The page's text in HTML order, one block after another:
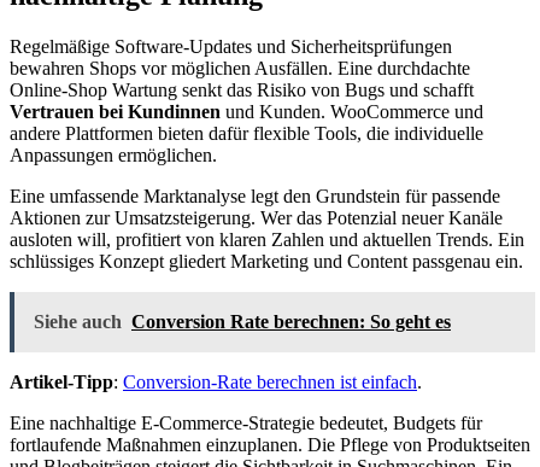
Regelmäßige Software-Updates und Sicherheitsprüfungen
bewahren Shops vor möglichen Ausfällen. Eine durchdachte
Online-Shop Wartung senkt das Risiko von Bugs und schafft
Vertrauen bei Kundinnen und Kunden. WooCommerce und
andere Plattformen bieten dafür flexible Tools, die individuelle
Anpassungen ermöglichen.
Eine umfassende Marktanalyse legt den Grundstein für passende
Aktionen zur Umsatzsteigerung. Wer das Potenzial neuer Kanäle
ausloten will, profitiert von klaren Zahlen und aktuellen Trends. Ein
schlüssiges Konzept gliedert Marketing und Content passgenau ein.
Siehe auch Conversion Rate berechnen: So geht es
Artikel-Tipp: Conversion-Rate berechnen ist einfach.
Eine nachhaltige E-Commerce-Strategie bedeutet, Budgets für
fortlaufende Maßnahmen einzuplanen. Die Pflege von Produktseiten